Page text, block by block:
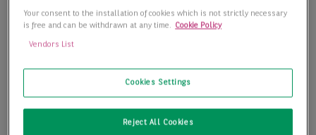
Your consent to the installation of cookies which is not strictly necessary
is free and can be withdrawn at any time. Cookie Policy
Vendors List
Cookies Settings
Reject All Cookies